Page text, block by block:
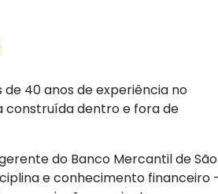
40 anos de experiência no
construída dentro e fora de
do Banco Mercantil de São
e conhecimento financeiro